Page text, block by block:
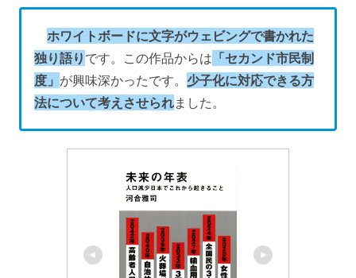
ホワイトボードに文字がウェビングで書かれた
独り語り です。この作品からは 「セカンド市民制
度」 が興味深かったです。 少子化に対応できる方
法について考えさせられました。